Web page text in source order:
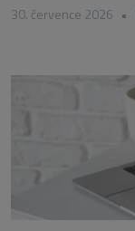
30. července 2026 •